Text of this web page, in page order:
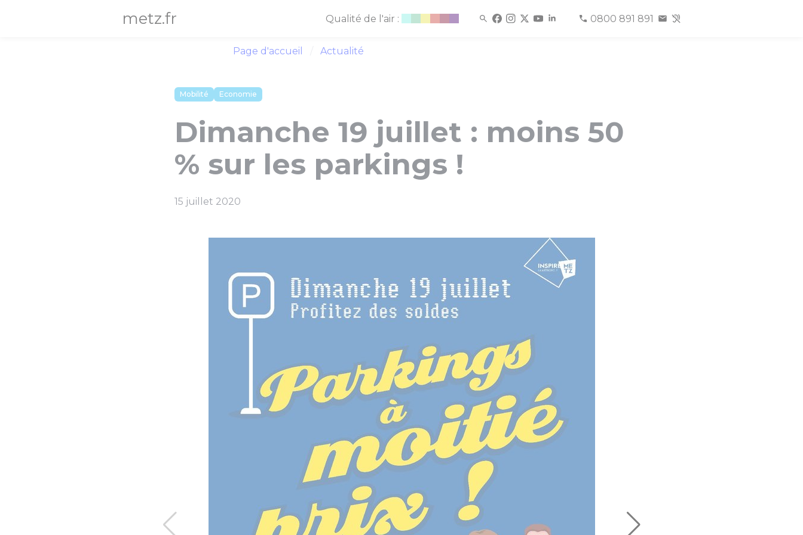
metz.fr Qualité de l'air : 0800 891 891
Page d'accueil Actualité
Mobilité Economie
Dimanche 19 juillet : moins 50
% sur les parkings !
15 juillet 2020